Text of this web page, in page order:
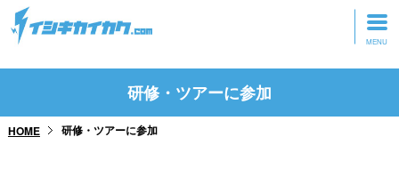
トップページ
研修・ツアーに参加
HOME 研修・ツアーに参加